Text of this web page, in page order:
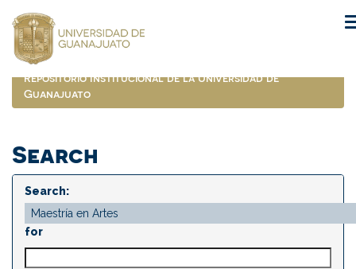
navigation
Repositorio Institucional de la Universidad de
Guanajuato
Search
Search:
for